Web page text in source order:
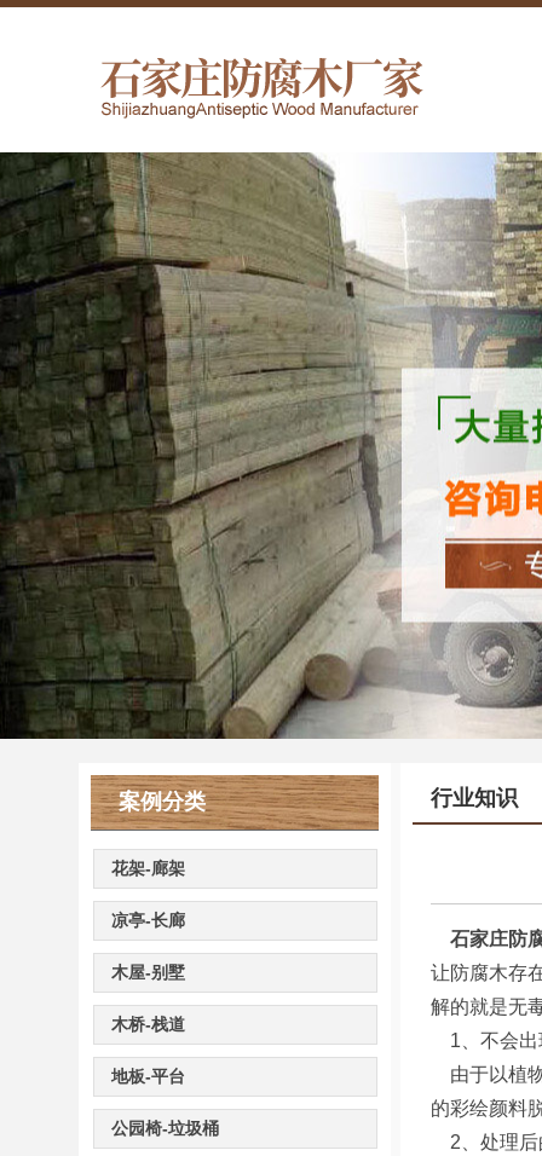
案例分类
花架-廊架
凉亭-长廊
木屋-别墅
木桥-栈道
地板-平台
公园椅-垃圾桶
行业知识
石家庄防
让防腐木存
解的就是无
1、不会出
由于以植
的彩绘颜料
2、处理后